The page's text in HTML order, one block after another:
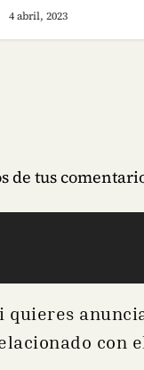
4 abril, 2023
de tus
quieres
con